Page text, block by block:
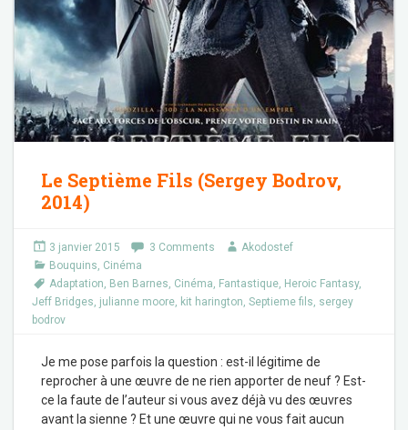
Le Septième Fils (Sergey Bodrov,
2014)
3 janvier 2015 3 Comments
Akodostef
Bouquins, Cinéma
Adaptation, Ben Barnes, Cinéma, Fantastique, Heroic Fantasy,
Jeff Bridges, julianne moore, kit harington, Septieme fils, sergey
bodrov
Je me pose parfois la question : est-il légitime de
reprocher à une œuvre de ne rien apporter de neuf ? Est-
ce la faute de l’auteur si vous avez déjà vu des œuvres
avant la sienne ? Et une œuvre qui ne vous fait aucun